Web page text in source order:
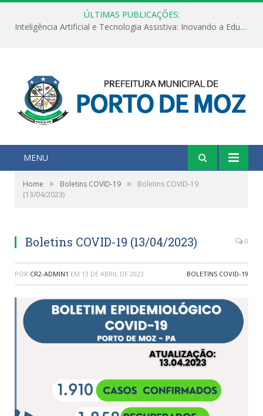
ÚLTIMAS PUBLICAÇÕES:
Inteligência Artificial e Tecnologia Assistiva: Inovando a Educação Especial e Inclusiva
MENU
Home » Boletins COVID-19 »
Boletins COVID-19
(13/04/2023)
Boletins COVID-19 (13/04/2023) 0
POR CR2-ADMIN1 EM 13 DE ABRIL DE 2023 BOLETINS COVID-19